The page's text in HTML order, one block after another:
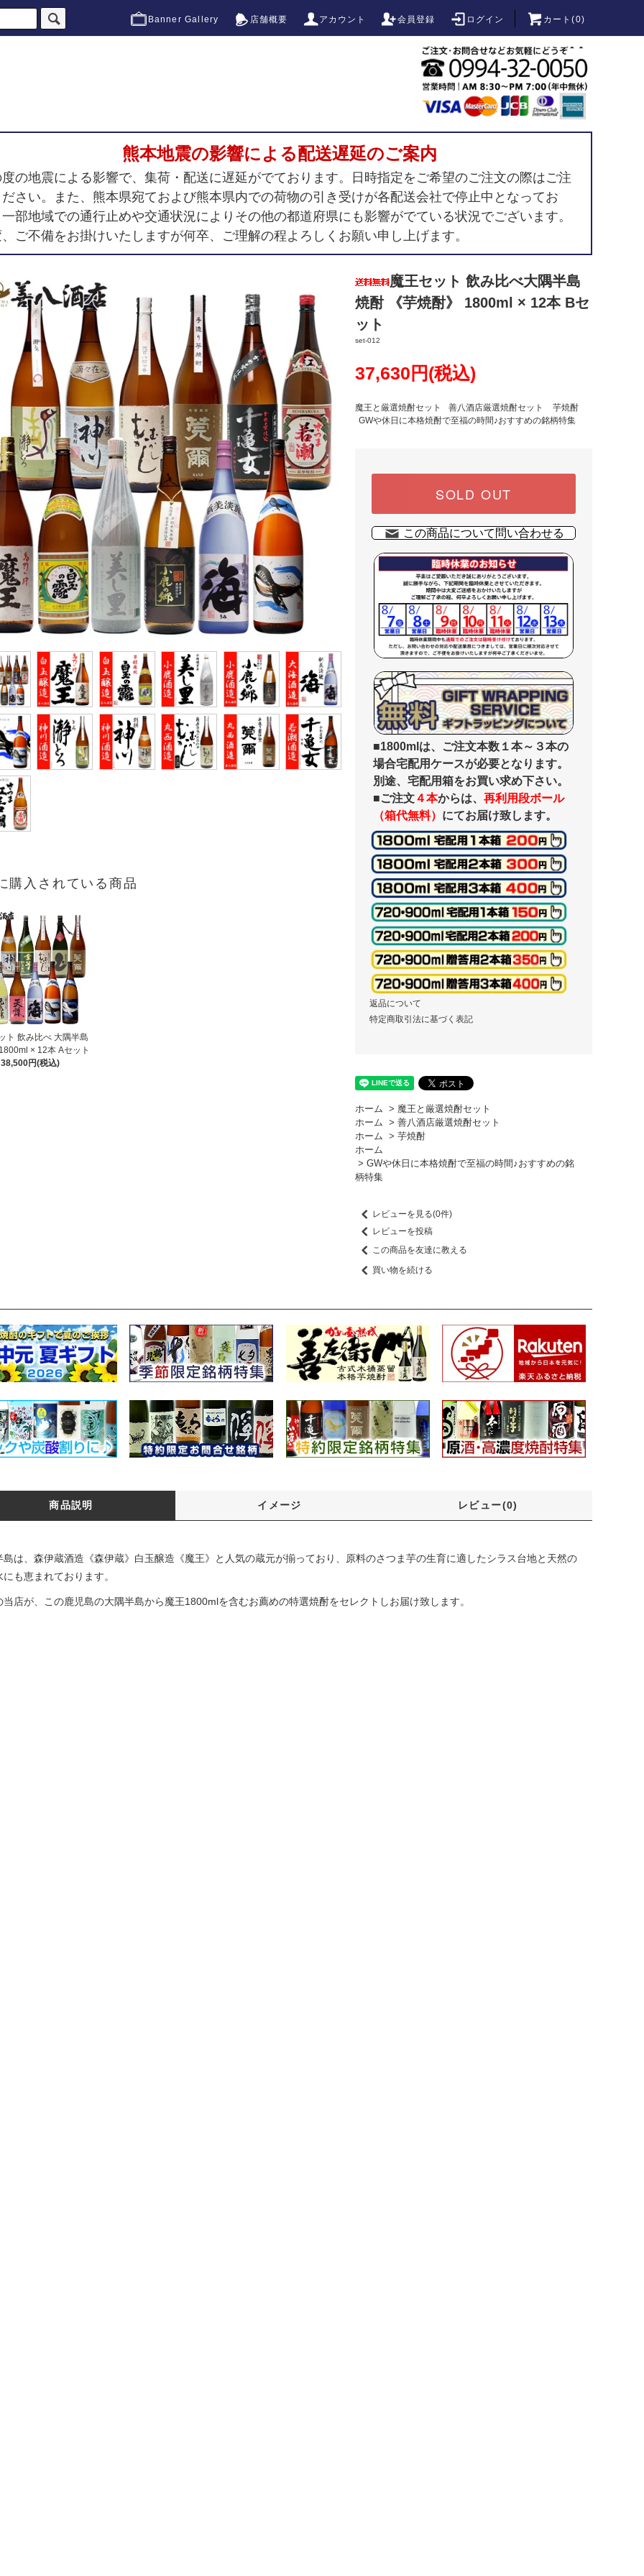
Banner Gallery 店舗概要 アカウント 会員登録 ログイン カート(0)
熊本地震の影響による配送遅延のご案内
の地震による影響で、集荷・配送に遅延がでております。日時指定をご希望のご注文の際はご注
さい。また、熊本県宛ておよび熊本県内での荷物の引き受けが各配送会社で停止中となってお
部地域での通行止めや交通状況によりその他の都道府県にも影響がでている状況でございます。
ご不備をお掛けいたしますが何卒、ご理解の程よろしくお願い申し上げます。
購入されている商品
ト 飲み比べ 大隅半島
× 12本 Aセット
38,500円(税込)
魔王セット 飲み比べ大隅半島
焼酎 《芋焼酎》 1800ml × 12本 Bセ
ット
set-012
37,630円(税込)
魔王と厳選焼酎セット 善八酒店厳選焼酎セット
芋焼酎
GWや休日に本格焼酎で至福の時間♪おすすめの銘柄特集
SOLD OUT
この商品について問い合わせる
■1800mlは、ご注文本数１本～３本の
場合宅配用ケースが必要となります。
別途、宅配用箱をお買い求め下さい。
■ご注文４本からは、 再利用段ボール
（箱代無料） にてお届け致します。
返品について
特定商取引法に基づく表記
ホーム > 魔王と厳選焼酎セット
ホーム > 善八酒店厳選焼酎セット
ホーム > 芋焼酎
ホーム
> GWや休日に本格焼酎で至福の時間♪おすすめの銘
柄特集
レビューを見る(0件)
レビューを投稿
この商品を友達に教える
買い物を続ける
商品説明 イメージ レビュー(0)
島は、森伊蔵酒造《森伊蔵》白玉醸造《魔王》と人気の蔵元が揃っており、原料のさつま芋の生育に適したシラス台地と天然の
も恵まれております。
当店が、この鹿児島の大隅半島から魔王1800mlを含むお薦めの特選焼酎をセレクトしお届け致します。